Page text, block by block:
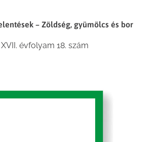
– Zöldség, gyümölcs és bor
XVII. évfolyam 18. szám